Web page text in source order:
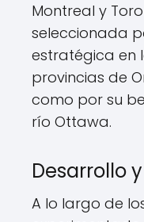
Montreal y
seleccionada
estratégica en
provincias de
como por su
río Ottawa.
Desarrollo
A lo largo de